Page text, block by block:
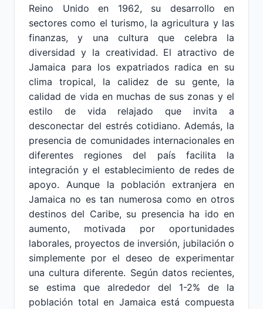
Reino Unido en 1962, su desarrollo en
sectores como el turismo, la agricultura y las
finanzas, y una cultura que celebra la
diversidad y la creatividad. El atractivo de
Jamaica para los expatriados radica en su
clima tropical, la calidez de su gente, la
calidad de vida en muchas de sus zonas y el
estilo de vida relajado que invita a
desconectar del estrés cotidiano. Además, la
presencia de comunidades internacionales en
diferentes regiones del país facilita la
integración y el establecimiento de redes de
apoyo. Aunque la población extranjera en
Jamaica no es tan numerosa como en otros
destinos del Caribe, su presencia ha ido en
aumento, motivada por oportunidades
laborales, proyectos de inversión, jubilación o
simplemente por el deseo de experimentar
una cultura diferente. Según datos recientes,
se estima que alrededor del 1-2% de la
población total en Jamaica está compuesta